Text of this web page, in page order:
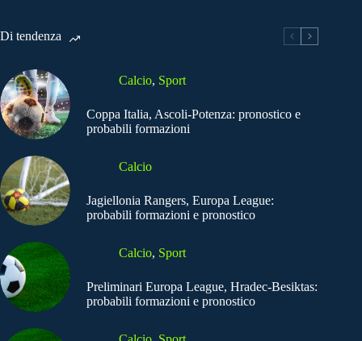
Di tendenza
Calcio, Sport
Coppa Italia, Ascoli-Potenza: pronostico e
probabili formazioni
Calcio
Jagiellonia Rangers, Europa League:
probabili formazioni e pronostico
Calcio, Sport
Preliminari Europa League, Hradec-Besiktas:
probabili formazioni e pronostico